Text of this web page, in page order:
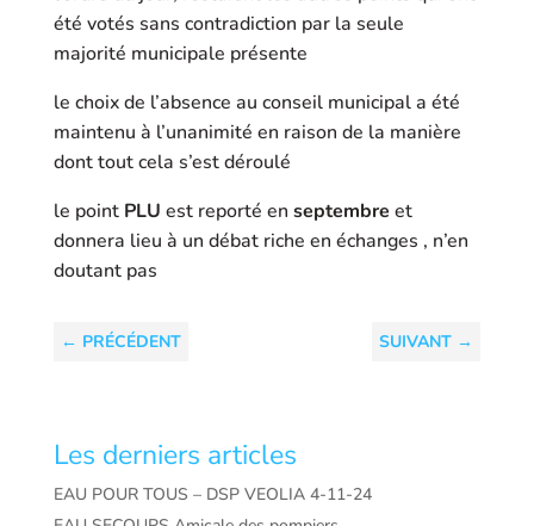
été votés sans contradiction par la seule
majorité municipale présente
le choix de l’absence au conseil municipal a été
maintenu à l’unanimité en raison de la manière
dont tout cela s’est déroulé
le point PLU est reporté en septembre et
donnera lieu à un débat riche en échanges , n’en
doutant pas
← PRÉCÉDENT SUIVANT →
Les derniers articles
EAU POUR TOUS – DSP VEOLIA 4-11-24